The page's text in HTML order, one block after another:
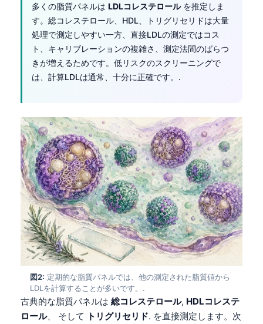
多くの脂質パネルは LDLコレステロールを推定しま
す。総コレステロール、HDL、トリグリセリドは大量
処理で測定しやすい一方、直接LDLの測定ではコス
ト、キャリブレーションの複雑さ、測定法間のばらつ
きが増えるためです。低リスクのスクリーニングで
は、計算LDLは通常、十分に正確です。.
図2: 定期的な脂質パネルでは、他の測定された脂質値から
LDLを計算することが多いです。.
古典的な脂質パネルは 総コレステロール, HDLコレステ
ロール、 そして トリグリセリド. を直接測定します。次